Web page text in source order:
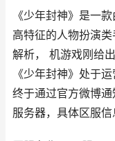
《少年封神》是一
高特征的人物扮演
解析， 机游戏刚给
《少年封神》处于
终于通过官方微博
服务器，具体区服信